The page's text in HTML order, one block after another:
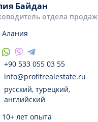
Байдан
отдела продаж
Алания
+90 533 055 03 55
info@profitrealestate.ru
русский, турецкий,
английский
10+ лет опыта